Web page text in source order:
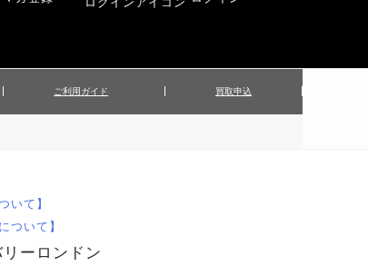
ご利用ガイド 買取申込
いて】
ついて】
リーロンドン